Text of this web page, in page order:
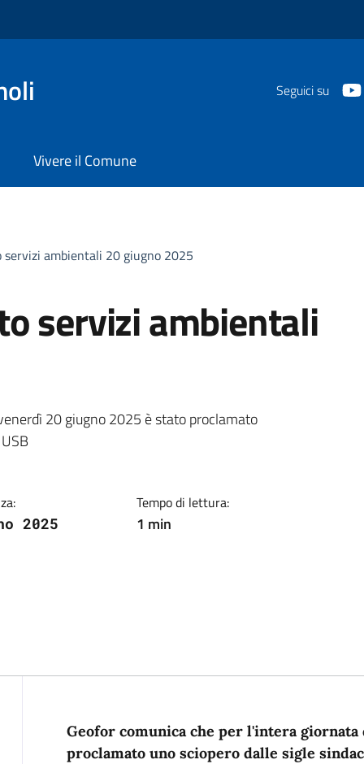
Seguici su
Vivere il Comune
servizi ambientali 20 giugno 2025
servizi ambientali
20 giugno 2025 è stato proclamato
2025
Tempo di lettura:
1 min
Descrizione
Geofor comunica che per l'intera
proclamato uno sciopero dalle sigle